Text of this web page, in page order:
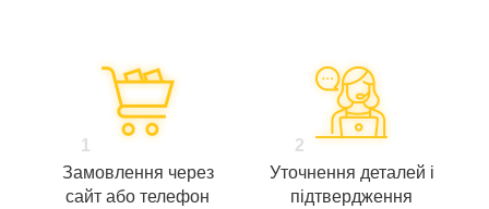
1
Замовлення через
сайт або телефон
2
Уточнення деталей і
підтвердження